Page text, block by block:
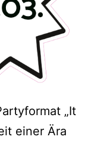
„It
einer Ära